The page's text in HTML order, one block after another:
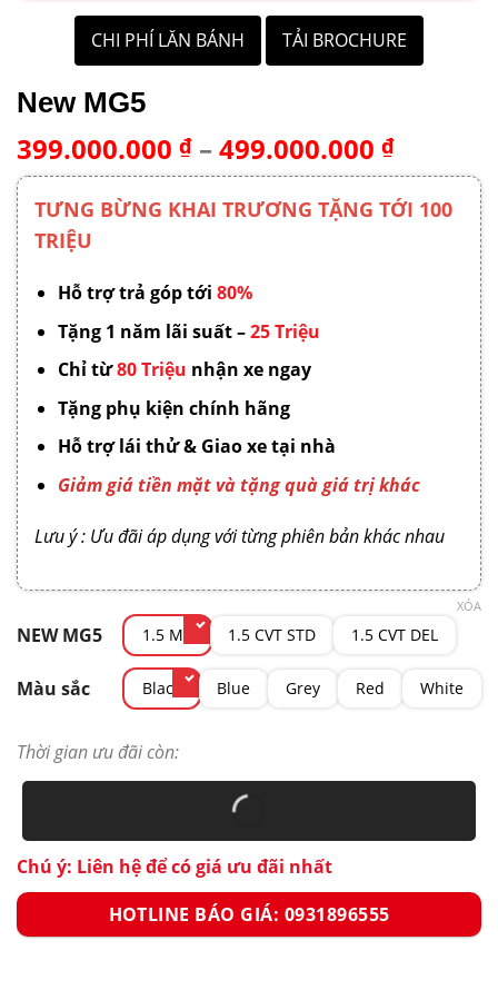
CHI PHÍ LĂN BÁNH
CHI PHÍ LĂN BÁNH TẢI BROCHURE
TẢI BROCHURE
New MG5
399.000.000 ₫ – 499.000.000 ₫Khoảng
giá:
từ
TƯNG BỪNG KHAI TRƯƠNG TẶNG TỚI 100
TRIỆU
Hỗ trợ trả góp tới 80%
Tặng 1 năm lãi suất –25 Triệu
Chỉ từ80 Triệu nhận xe ngay
Tặng phụ kiện chính hãng
Hỗ trợ lái thử & Giao xe tại nhà
Giảm giá tiền mặt và tặng quà giá trị khác
Lưu ý : Ưu đãi áp dụng với từng phiên bản khác nhau
NEW MG5 1.5 MT 1.5 CVT STD 1.5 CVT DEL
Màu sắc Black Blue Grey Red White
XÓA
Thời gian ưu đãi còn:
Chú ý: Liên hệ để có giá ưu đãi nhất
HOTLINE BÁO GIÁ: 0931896555